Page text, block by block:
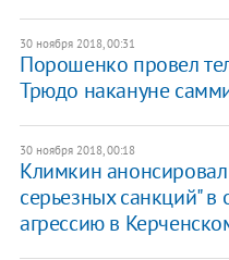
30 ноября 2018, 00:31
Порошенко провел
Трюдо накануне
30 ноября 2018, 00:18
Климкин
серьезных санкций" в
агрессию в